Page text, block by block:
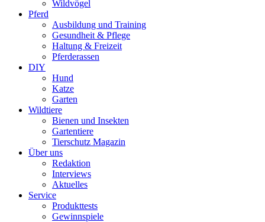
Wildvögel
Pferd
Ausbildung und Training
Gesundheit & Pflege
Haltung & Freizeit
Pferderassen
DIY
Hund
Katze
Garten
Wildtiere
Bienen und Insekten
Gartentiere
Tierschutz Magazin
Über uns
Redaktion
Interviews
Aktuelles
Service
Produkttests
Gewinnspiele